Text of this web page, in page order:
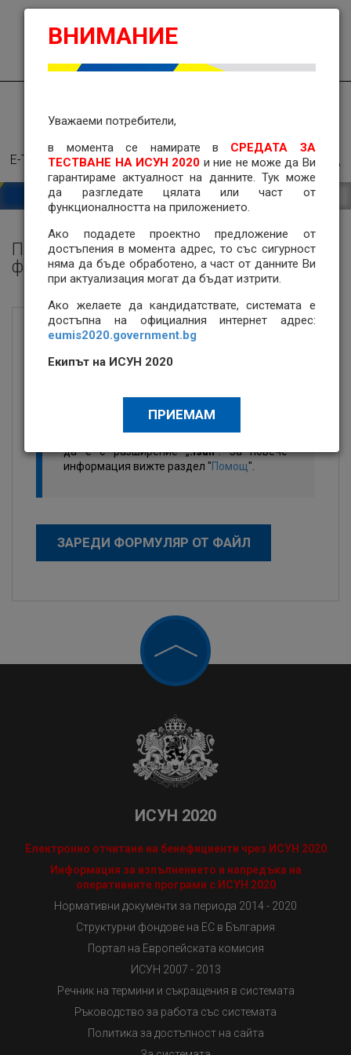
ВНИМАНИЕ
Уважаеми потребители,
в момента се намирате в
СРЕДАТА ЗА
ТЕСТВАНЕ НА ИСУН 2020 и ние не може да Ви
гарантираме актуалност на данните. Тук може
да разгледате цялата или част от
функционалността на приложението.
Ако подадете проектно предложение от
достъпения в момента адрес, то със сигурност
няма да бъде обработено, а част от данните Ви
при актуализация могат да бъдат изтрити.
Ако желаете да кандидатствате, системата е
достъпна на официалния интернет адрес:
eumis2020.government.bg
Екипът на ИСУН 2020
ПРИЕМАМ
ИСУН
2020
СХЕМИ ЗА КАНДИДАТСТВАНЕ
Е-ТРЪЖНИ ПРОЦЕДУРИ
ОБРАТНА ВРЪЗКА ПОМОЩ
Преглед на електронен формуляр от
файл
В тази страница имате възможност да
информационната система ИСУН 2020.
Файлът, който може да заредите, трябва
да е с разширение „.isun“. За повече
информация вижте раздел "Помощ".
ЗАРЕДИ ФОРМУЛЯР ОТ ФАЙЛ
ИСУН 2020
Електронно отчитане на бенефициенти чрез ИСУН 2020
Информация за изпълнението и напредъка на
оперативните програми с ИСУН 2020
Нормативни документи за периода 2014 - 2020
Структурни фондове на ЕС в България
Портал на Европейската комисия
ИСУН 2007 - 2013
Речник на термини и съкращения в системата
Ръководство за работа със системата
Политика за достъпност на сайта